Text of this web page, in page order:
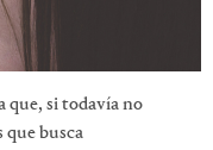
que, si todavía no
que busca